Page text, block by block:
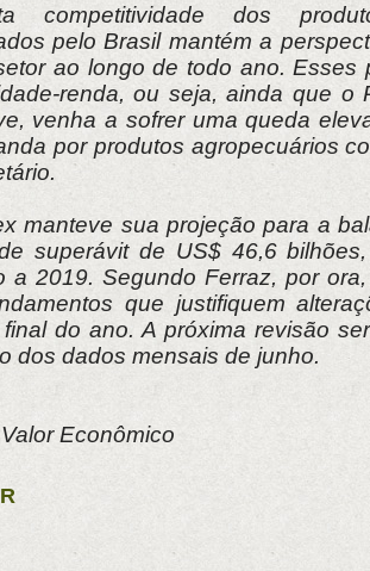
competitividade dos
pelo Brasil mantém a
ao longo de todo ano. Esses
renda, ou seja, ainda que o
venha a sofrer uma queda
por produtos agropecuários
manteve sua projeção para a
superávit de US$ 46,6
a 2019. Segundo Ferraz, por
que justifiquem
do ano. A próxima revisão
dos dados mensais de junho.
Econômico